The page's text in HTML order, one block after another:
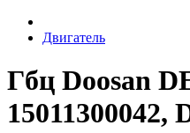
Двигатель
Гбц Doosan
15011300042,